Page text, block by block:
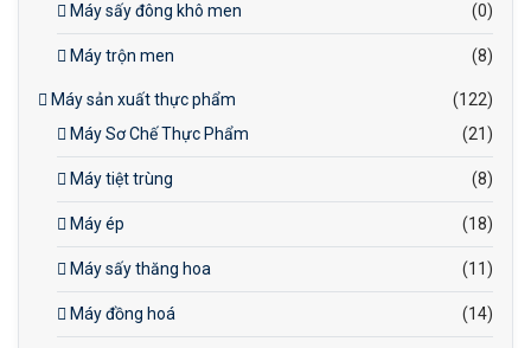
Máy sấy đông khô men (0)
Máy trộn men (8)
Máy sản xuất thực phẩm
(122)
Máy Sơ Chế Thực Phẩm
(21)
Máy tiệt trùng (8)
Máy ép (18)
Máy sấy thăng hoa (11)
Máy đồng hoá (14)